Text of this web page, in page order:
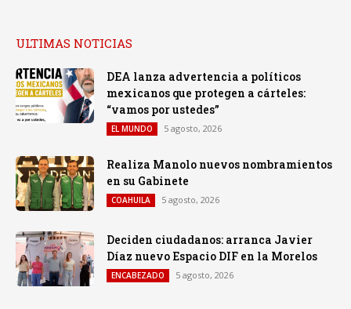
ULTIMAS NOTICIAS
DEA lanza advertencia a políticos
mexicanos que protegen a cárteles:
“vamos por ustedes”
EL MUNDO 5 agosto, 2026
Realiza Manolo nuevos nombramientos
en su Gabinete
COAHUILA 5 agosto, 2026
Deciden ciudadanos: arranca Javier
Díaz nuevo Espacio DIF en la Morelos
ENCABEZADO 5 agosto, 2026